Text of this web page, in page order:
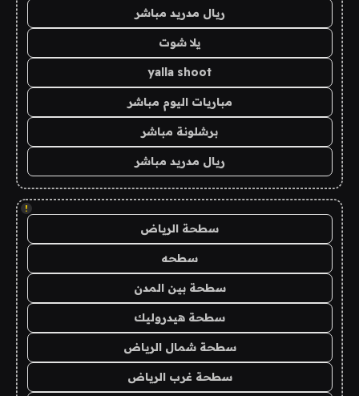
ريال مدريد مباشر
يلا شوت
yalla shoot
مباريات اليوم مباشر
برشلونة مباشر
ريال مدريد مباشر
!
سطحة الرياض
سطحه
سطحة بين المدن
سطحة هيدروليك
سطحة شمال الرياض
سطحة غرب الرياض